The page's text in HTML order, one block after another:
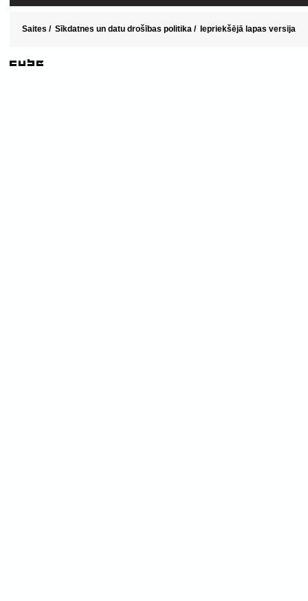
Saites / Sīkdatnes un datu drošības politika / Iepriekšējā lapas versija